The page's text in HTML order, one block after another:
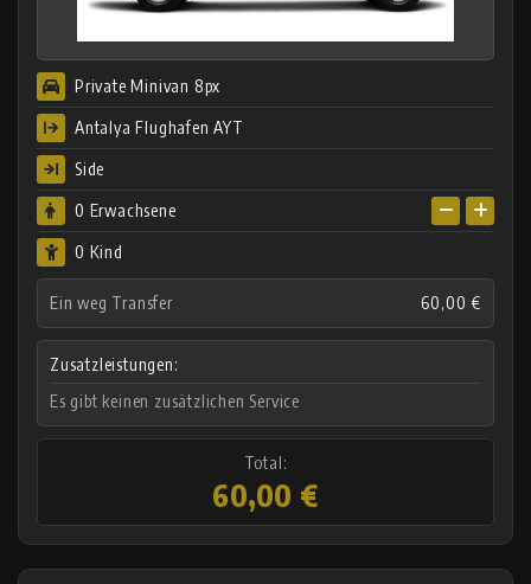
Private Minivan 8px
Antalya Flughafen AYT
Side
0 Erwachsene
0 Kind
Ein weg Transfer 60,00 €
Zusatzleistungen:
Es gibt keinen zusätzlichen Service
Total:
60,00 €